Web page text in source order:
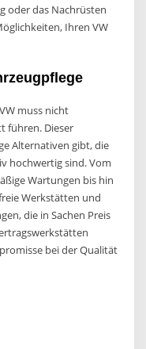
oder das Nachrüsten
Ihren VW
muss nicht
führen. Dieser
Alternativen gibt, die
hochwertig sind. Vom
Wartungen bis hin
Werkstätten und
die in Sachen Preis
bei der Qualität